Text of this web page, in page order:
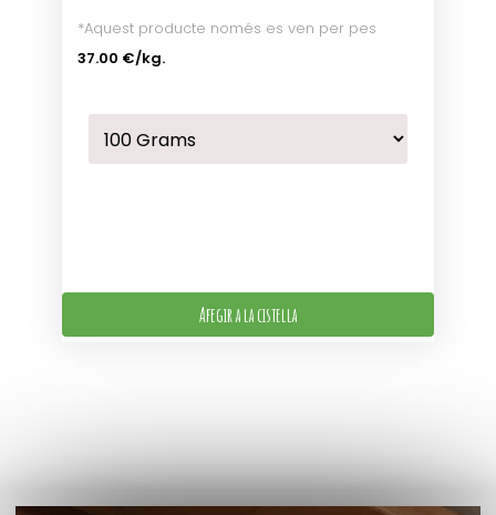
*Aquest producte només es ven per pes
37.00 €/kg.
Afegir a la cistella